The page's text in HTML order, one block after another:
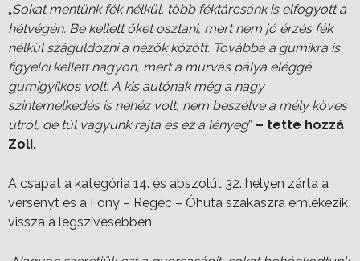
„Sokat mentünk fék nélkül, több féktárcsánk is elfogyott a
hétvégén. Be kellett őket osztani, mert nem jó érzés fék
nélkül száguldozni a nézők között. Továbbá a gumikra is
figyelni kellett nagyon, mert a murvás pálya eléggé
gumigyilkos volt. A kis autónak még a nagy
szintemelkedés is nehéz volt, nem beszélve a mély köves
útról, de túl vagyunk rajta és ez a lényeg” – tette hozzá
Zoli.
A csapat a kategória 14. és abszolút 32. helyen zárta a
versenyt és a Fony – Regéc – Óhuta szakaszra emlékezik
vissza a legszívesebben.